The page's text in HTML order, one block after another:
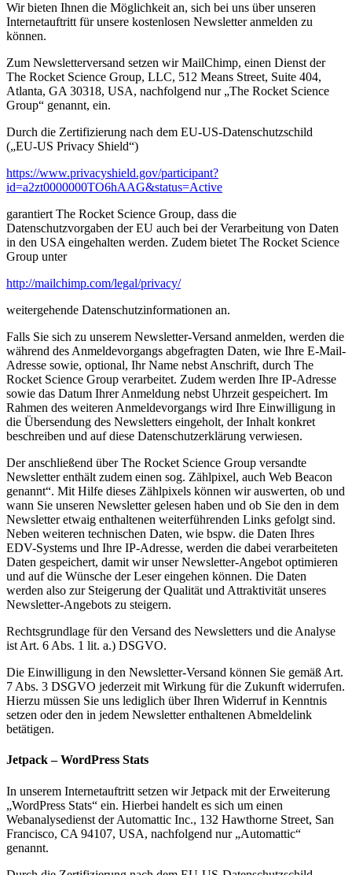
Wir bieten Ihnen die Möglichkeit an, sich bei uns über unseren
Internetauftritt für unsere kostenlosen Newsletter anmelden zu
können.
Zum Newsletterversand setzen wir MailChimp, einen Dienst der
The Rocket Science Group, LLC, 512 Means Street, Suite 404,
Atlanta, GA 30318, USA, nachfolgend nur „The Rocket Science
Group“ genannt, ein.
Durch die Zertifizierung nach dem EU-US-Datenschutzschild
(„EU-US Privacy Shield“)
https://www.privacyshield.gov/participant?
id=a2zt0000000TO6hAAG&status=Active
garantiert The Rocket Science Group, dass die
Datenschutzvorgaben der EU auch bei der Verarbeitung von Daten
in den USA eingehalten werden. Zudem bietet The Rocket Science
Group unter
http://mailchimp.com/legal/privacy/
weitergehende Datenschutzinformationen an.
Falls Sie sich zu unserem Newsletter-Versand anmelden, werden die
während des Anmeldevorgangs abgefragten Daten, wie Ihre E-Mail-
Adresse sowie, optional, Ihr Name nebst Anschrift, durch The
Rocket Science Group verarbeitet. Zudem werden Ihre IP-Adresse
sowie das Datum Ihrer Anmeldung nebst Uhrzeit gespeichert. Im
Rahmen des weiteren Anmeldevorgangs wird Ihre Einwilligung in
die Übersendung des Newsletters eingeholt, der Inhalt konkret
beschreiben und auf diese Datenschutzerklärung verwiesen.
Der anschließend über The Rocket Science Group versandte
Newsletter enthält zudem einen sog. Zählpixel, auch Web Beacon
genannt“. Mit Hilfe dieses Zählpixels können wir auswerten, ob und
wann Sie unseren Newsletter gelesen haben und ob Sie den in dem
Newsletter etwaig enthaltenen weiterführenden Links gefolgt sind.
Neben weiteren technischen Daten, wie bspw. die Daten Ihres
EDV-Systems und Ihre IP-Adresse, werden die dabei verarbeiteten
Daten gespeichert, damit wir unser Newsletter-Angebot optimieren
und auf die Wünsche der Leser eingehen können. Die Daten
werden also zur Steigerung der Qualität und Attraktivität unseres
Newsletter-Angebots zu steigern.
Rechtsgrundlage für den Versand des Newsletters und die Analyse
ist Art. 6 Abs. 1 lit. a.) DSGVO.
Die Einwilligung in den Newsletter-Versand können Sie gemäß Art.
7 Abs. 3 DSGVO jederzeit mit Wirkung für die Zukunft widerrufen.
Hierzu müssen Sie uns lediglich über Ihren Widerruf in Kenntnis
setzen oder den in jedem Newsletter enthaltenen Abmeldelink
betätigen.
Jetpack – WordPress Stats
In unserem Internetauftritt setzen wir Jetpack mit der Erweiterung
„WordPress Stats“ ein. Hierbei handelt es sich um einen
Webanalysedienst der Automattic Inc., 132 Hawthorne Street, San
Francisco, CA 94107, USA, nachfolgend nur „Automattic“
genannt.